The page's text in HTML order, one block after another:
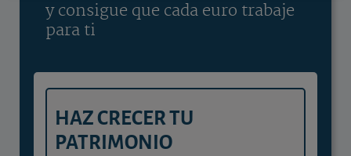
y consigue que cada euro trabaje
para ti
HAZ CRECER TU
PATRIMONIO